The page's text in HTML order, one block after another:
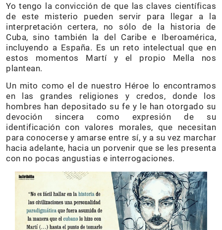
Yo tengo la convicción de que las claves científicas
de este misterio pueden servir para llegar a la
interpretación certera, no sólo de la historia de
Cuba, sino también la del Caribe e Iberoamérica,
incluyendo a España. Es un reto intelectual que en
estos momentos Martí y el propio Mella nos
plantean.
Un mito como el de nuestro Héroe lo encontramos
en las grandes religiones y credos, donde los
hombres han depositado su fe y le han otorgado su
devoción sincera como expresión de su
identificación con valores morales, que necesitan
para conocerse y amarse entre sí, y a su vez marchar
hacia adelante, hacia un porvenir que se les presenta
con no pocas angustias e interrogaciones.